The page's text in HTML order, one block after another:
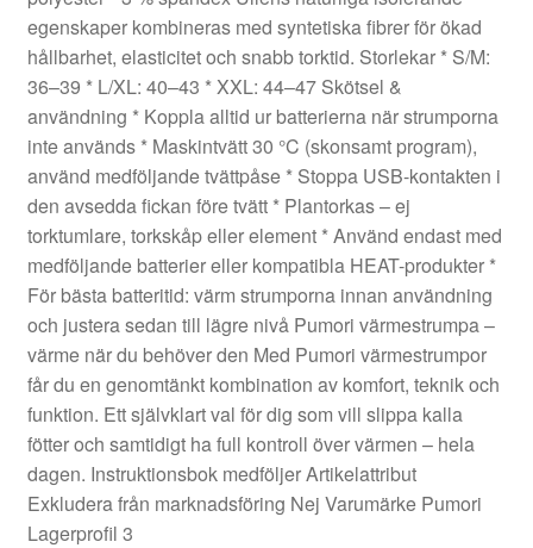
egenskaper kombineras med syntetiska fibrer för ökad
hållbarhet, elasticitet och snabb torktid. Storlekar * S/M:
36–39 * L/XL: 40–43 * XXL: 44–47 Skötsel &
användning * Koppla alltid ur batterierna när strumporna
inte används * Maskintvätt 30 °C (skonsamt program),
använd medföljande tvättpåse * Stoppa USB-kontakten i
den avsedda fickan före tvätt * Plantorkas – ej
torktumlare, torkskåp eller element * Använd endast med
medföljande batterier eller kompatibla HEAT-produkter *
För bästa batteritid: värm strumporna innan användning
och justera sedan till lägre nivå Pumori värmestrumpa –
värme när du behöver den Med Pumori värmestrumpor
får du en genomtänkt kombination av komfort, teknik och
funktion. Ett självklart val för dig som vill slippa kalla
fötter och samtidigt ha full kontroll över värmen – hela
dagen. Instruktionsbok medföljer Artikelattribut
Exkludera från marknadsföring Nej Varumärke Pumori
Lagerprofil 3